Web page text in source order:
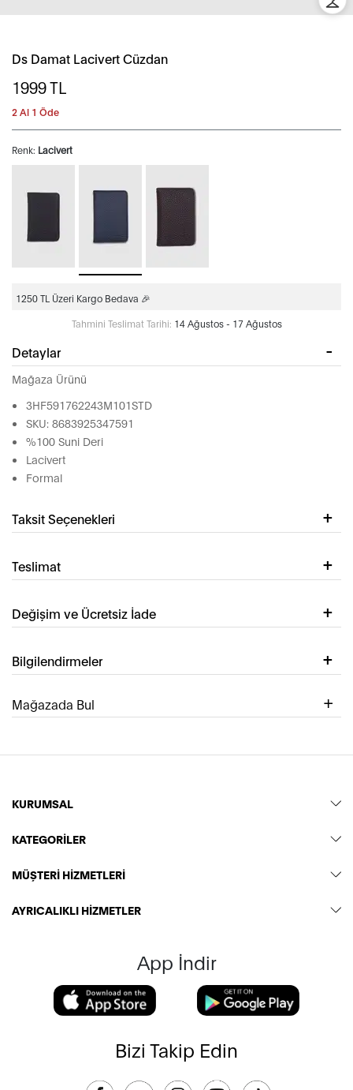
Ds Damat Lacivert Cüzdan
1999TL
2 Al 1 Öde
Renk: Lacivert
1250 TL Üzeri Kargo Bedava 🎉
Tahmini Teslimat Tarihi: 14 Ağustos - 17 Ağustos
Detaylar
Mağaza Ürünü
3HF591762243M101STD
SKU: 8683925347591
%100 Suni Deri
Lacivert
Formal
Taksit Seçenekleri
Teslimat
Değişim ve Ücretsiz İade
Bilgilendirmeler
Mağazada Bul
KURUMSAL
KATEGORİLER
MÜŞTERİ HİZMETLERİ
AYRICALIKLI HİZMETLER
App İndir
Bizi Takip Edin